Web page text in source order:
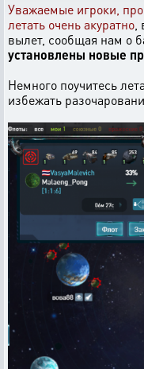
Уважаемые игроки,
летать очень акуратно
вылет, сообщая нам о
установлены новые
Немного поучитесь
избежать